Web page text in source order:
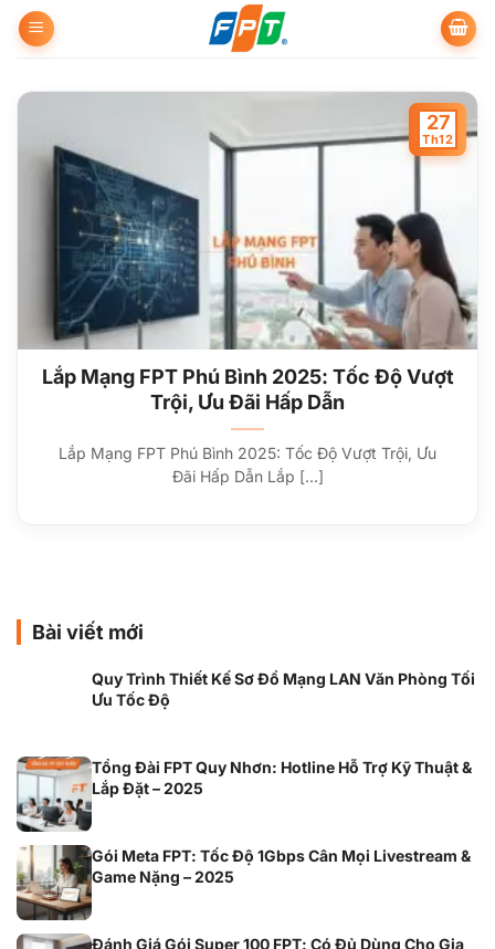
qua
dung
Lắp Mạng FPT Phú Bình 2025: Tốc Độ Vượt
Trội, Ưu Đãi Hấp Dẫn
Lắp Mạng FPT Phú Bình 2025: Tốc Độ Vượt Trội, Ưu
Đãi Hấp Dẫn Lắp [...]
27
Th12
Bài viết mới
Quy Trình Thiết Kế Sơ Đồ Mạng LAN Văn Phòng Tối
Ưu Tốc Độ
Tổng Đài FPT Quy Nhơn: Hotline Hỗ Trợ Kỹ Thuật &
Lắp Đặt – 2025
Gói Meta FPT: Tốc Độ 1Gbps Cân Mọi Livestream &
Game Nặng – 2025
Đánh Giá Gói Super 100 FPT: Có Đủ Dùng Cho Gia